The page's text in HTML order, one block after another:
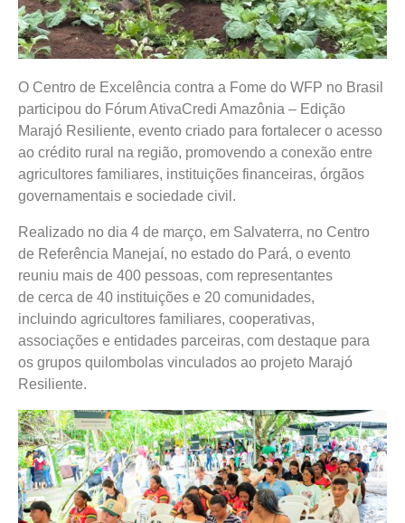
O Centro de Excelência contra a Fome do WFP no Brasil
participou do Fórum AtivaCredi Amazônia – Edição
Marajó Resiliente, evento criado para fortalecer o acesso
ao crédito rural na região, promovendo a conexão entre
agricultores familiares, instituições financeiras, órgãos
governamentais e sociedade civil.
Realizado no dia 4 de março, em Salvaterra, no Centro
de Referência Manejaí, no estado do Pará, o evento
reuniu mais de 400 pessoas, com representantes
de cerca de 40 instituições e 20 comunidades,
incluindo agricultores familiares, cooperativas,
associações e entidades parceiras, com destaque para
os grupos quilombolas vinculados ao projeto Marajó
Resiliente.